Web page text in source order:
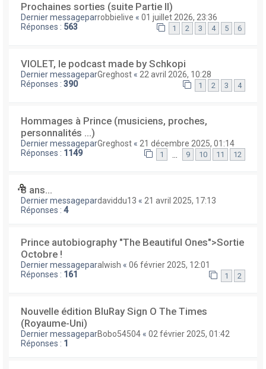
Prochaines sorties (suite Partie II)
Dernier messageparrobbielive « 01 juillet 2026, 23:36
Réponses : 563 1 2 3 4 5 6
VIOLET, le podcast made by Schkopi
Dernier messageparGreghost « 22 avril 2026, 10:28
Réponses : 390 1 2 3 4
Hommages à Prince (musiciens, proches,
personnalités ...)
Dernier messageparGreghost « 21 décembre 2025, 01:14
Réponses : 1149 1 9 10 11 12
8 ans...
Dernier messagepardaviddu13 « 21 avril 2025, 17:13
Réponses : 4
Prince autobiography "The Beautiful Ones">Sortie
Octobre !
Dernier messageparalwish « 06 février 2025, 12:01
Réponses : 161 1 2
Nouvelle édition BluRay Sign O The Times
(Royaume-Uni)
Dernier messageparBobo54504 « 02 février 2025, 01:42
Réponses : 1